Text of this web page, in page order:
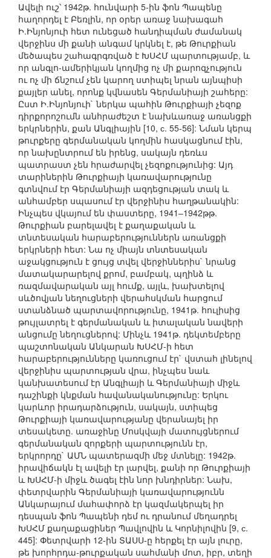
Ավելի ուշ՝ 1942թ. հունվարի 5-ին ֆոն Պապենը
հաղորդել է Բեռլին, որ օրեր առաջ նախագահ
Ի.Ինյոնյուի հետ ունեցած հանդիպման ժամանակ
վերջինս մի քանի անգամ կրկնել է, թե Թուրքիան
մեծապես շահագրգռված է ԽՍՀՄ պարտությամբ, և
որ անգլո-ամերիկյան կողմից ոչ մի քարոզչություն
ու ոչ մի ճնշում չեն կարող ստիպել նրան այնպիսի
քայլեր անել, որոնք կվնասեն Գերմանիայի շահերը:
Ըստ Ի.Ինյոնյուի` ներկա պահին Թուրքիայի չեզոք
դիրքորոշումն անհրաժեշտ է նախևառաջ առանցքի
երկրներին, քան Անգլիային [10, с. 55-56]: Նման կերպ
թուրքերը գերմանական կողմին հասկացնում էին,
որ նախընտրում են իրենց, սակայն դեռևս
պատրաստ չեն հրաժարվել չեզոքությունից: Այդ
տարիներին Թուրքիայի կառավարությունը
գտնվում էր Գերմանիայի ազդեցության տակ և
անհամբեր սպասում էր վերջինիս հաղթանակին:
Ինչպես վկայում են փաստերը, 1941–1942թթ.
Թուրքիան բարելավել է քաղաքական և
տնտեսական հարաբերություններն առանցքի
երկրների հետ: Նա ոչ միայն տնտեսական
աջակցություն է ցույց տվել վերջիններիս` նրանց
մատակարարելով քրոմ, բամբակ, պղինձ և
ռազմավարական այլ հումք, այլև, խախտելով
սևծովյան նեղուցների վերահսկման հարցում
ստանձնած պարտավորությունը, 1941թ. հուլիսից
թույլատրել է գերմանական և իտալական նավերի
անցումը նեղուցներով: Մինչև 1941թ. դեկտեմբերը
պաշտոնական Անկարան ԽՍՀՄ-ի հետ
հարաբերությունները կառուցում էր` վստահ լինելով
վերջինիս պարտության վրա, ինչպես նաև
կանխատեսում էր Անգլիայի և Գերմանիայի միջև
դաշինքի կնքման հավանականությունը: Երկու
կարևոր իրադարձություն, սակայն, ստիպեց
Թուրքիայի կառավարությանը վերանայել իր
տեսակետը. առաջինը Մոսկվայի մատույցներում
գերմանական զորքերի պարտությունն էր,
երկրորդը` ԱՄՆ պատերազմի մեջ մտնելը: 1942թ.
իրավիճակն էլ ավելի էր լարվել, քանի որ Թուրքիայի
և ԽՍՀՄ-ի միջև ծագել էին նոր խնդիրներ: Նախ,
փետրվարին Գերմանիայի կառավարությունն
Անկարայում մահափորձ էր կազմակերպել իր
դեսպան ֆոն Պապենի դեմ ու դրանում մեղադրել
ԽՍՀՄ քաղաքացիներ Պավլովին և Կորնիլովին [9, с.
445]: Փետրվարի 12-ին ՏԱՍՍ-ը հերքել էր այն լուրը,
թե խորհրդա-թուրքական սահմանի մոտ, իբր, տեղի